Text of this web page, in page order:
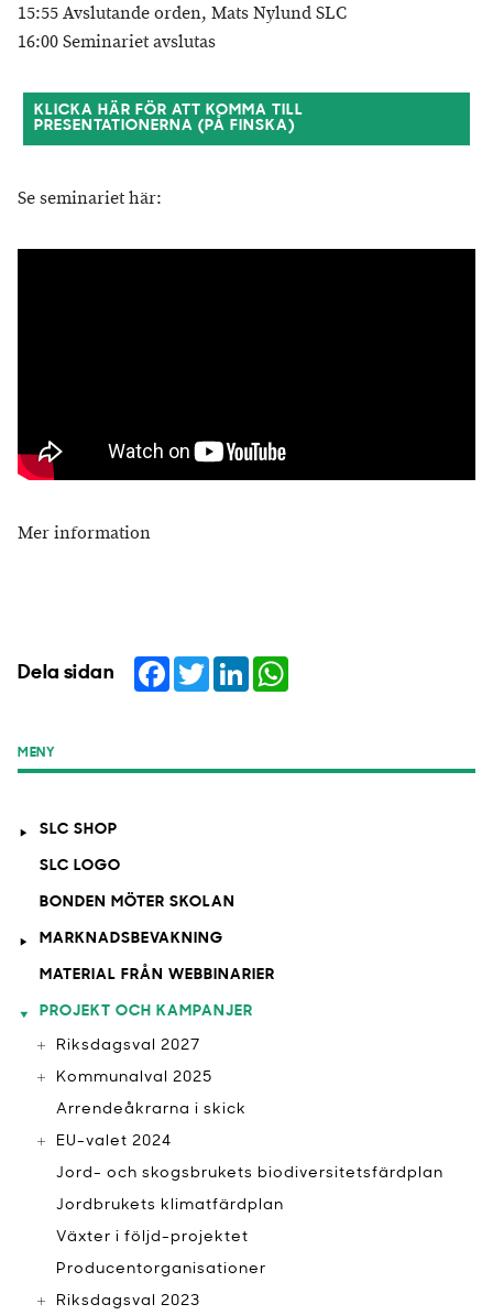
15:55 Avslutande orden, Mats Nylund SLC
16:00 Seminariet avslutas
KLICKA HÄR FÖR ATT KOMMA TILL
PRESENTATIONERNA (PÅ FINSKA)
Se seminariet här:
Mer information
Dela sidan Facebook
TwitterLinkedIn
MENY
SLC SHOP
SLC LOGO
BONDEN MÖTER SKOLAN
MARKNADSBEVAKNING
MATERIAL FRÅN WEBBINARIER
PROJEKT OCH KAMPANJER
Riksdagsval 2027
Kommunalval 2025
Arrendeåkrarna i skick
EU-valet 2024
Jord- och skogsbrukets biodiversitetsfärdplan
Jordbrukets klimatfärdplan
Växter i följd-projektet
Producentorganisationer
Riksdagsval 2023